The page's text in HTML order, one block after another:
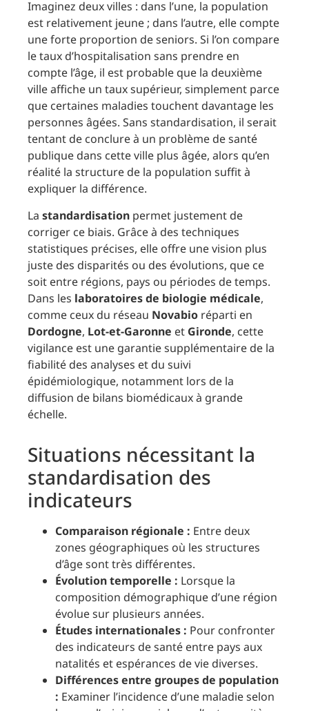
Imaginez deux villes : dans l’une, la population
est relativement jeune ; dans l’autre, elle compte
une forte proportion de seniors. Si l’on compare
le taux d’hospitalisation sans prendre en
compte l’âge, il est probable que la deuxième
ville affiche un taux supérieur, simplement parce
que certaines maladies touchent davantage les
personnes âgées. Sans standardisation, il serait
tentant de conclure à un problème de santé
publique dans cette ville plus âgée, alors qu’en
réalité la structure de la population suffit à
expliquer la différence.
La standardisation permet justement de
corriger ce biais. Grâce à des techniques
statistiques précises, elle offre une vision plus
juste des disparités ou des évolutions, que ce
soit entre régions, pays ou périodes de temps.
Dans les laboratoires de biologie médicale,
comme ceux du réseau Novabio réparti en
Dordogne, Lot-et-Garonne et Gironde, cette
vigilance est une garantie supplémentaire de la
fiabilité des analyses et du suivi
épidémiologique, notamment lors de la
diffusion de bilans biomédicaux à grande
échelle.
Situations nécessitant la
standardisation des
indicateurs
Comparaison régionale : Entre deux
zones géographiques où les structures
d’âge sont très différentes.
Évolution temporelle : Lorsque la
composition démographique d’une région
évolue sur plusieurs années.
Études internationales : Pour confronter
des indicateurs de santé entre pays aux
natalités et espérances de vie diverses.
Différences entre groupes de population
: Examiner l’incidence d’une maladie selon